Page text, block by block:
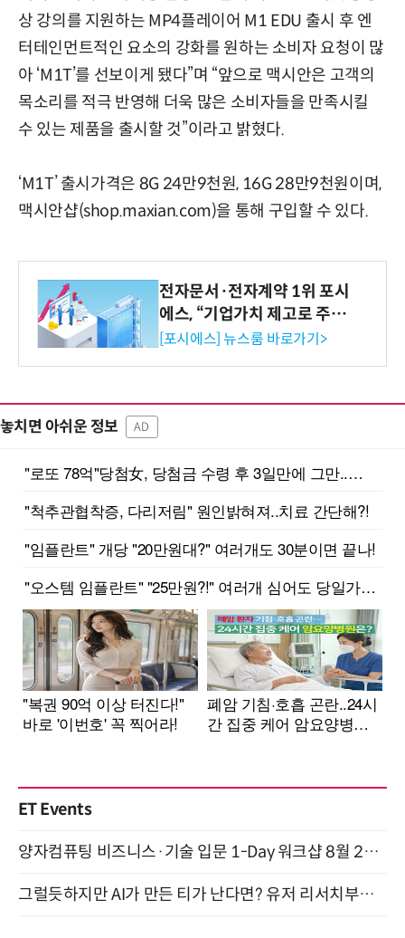
상 강의를 지원하는 MP4플레이어 M1 EDU 출시 후 엔
터테인먼트적인 요소의 강화를 원하는 소비자 요청이 많
아 ‘M1T’를 선보이게 됐다”며 “앞으로 맥시안은 고객의
목소리를 적극 반영해 더욱 많은 소비자들을 만족시킬
수 있는 제품을 출시할 것”이라고 밝혔다.
‘M1T’ 출시가격은 8G 24만9천원, 16G 28만9천원이며,
맥시안샵(shop.maxian.com)을 통해 구입할 수 있다.
전자문서·전자계약 1위 포시
에스, “기업가치 제고로 주주
환원 강화” 계획 공시
[포시에스] 뉴스룸 바로가기>
놓치면 아쉬운 정보 AD
ET Events
양자컴퓨팅 비즈니스·기술 입문 1-Day 워크샵 8월 28일 개최
그럴듯하지만 AI가 만든 티가 난다면? 유저 리서치부터 배포까지! (9/15)